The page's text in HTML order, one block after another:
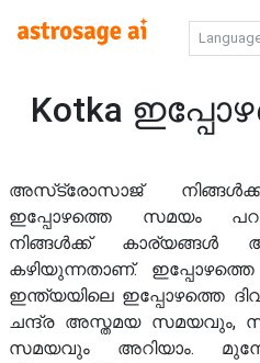
Kotka
അസ്‌ട്രോസാജ്
ഇപ്പോഴത്തെ സമയം
നിങ്ങൾക്ക്
കഴിയുന്നതാണ്.
ഇന്ത്യയിലെ ഇപ്പോഴത്തെ
ചന്ദ്ര അസ്തമയ സമയവും,
സമയവും അറിയാം.